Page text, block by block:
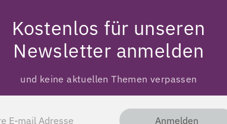
Kostenlos für unseren
Newsletter anmelden
und keine aktuellen Themen verpassen
Anmelden